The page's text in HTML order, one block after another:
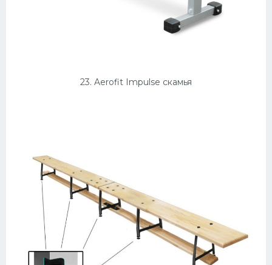
23. Aerofit Impulse скамья